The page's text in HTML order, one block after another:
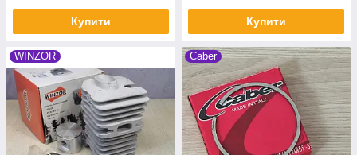
Купити Купити
WINZOR Caber